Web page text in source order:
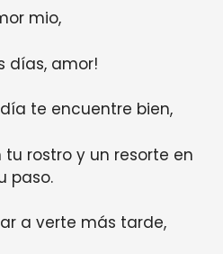
mio,
días, amor!
te encuentre bien,
tu rostro y un resorte en
paso.
a verte más tarde,